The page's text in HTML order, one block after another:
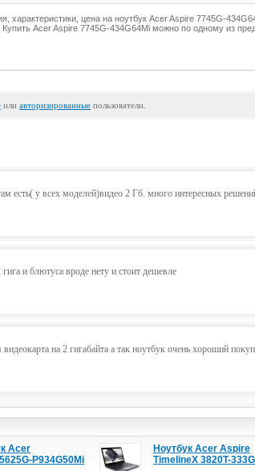
характеристики, цена на ноутбук Acer Aspire 7745G-
Купить Acer Aspire 7745G-434G64Mi можно по одному из
или авторизированные пользователи.
есть( у всех моделей)видео 2 Гб. много интересных
и блютуса вроде нету и стоит дешевле
на 2 гигабайта а так ноутбук очень хороший
Acer
P934G50Mi
Ноутбук Acer Aspire
TimelineX 3820T-